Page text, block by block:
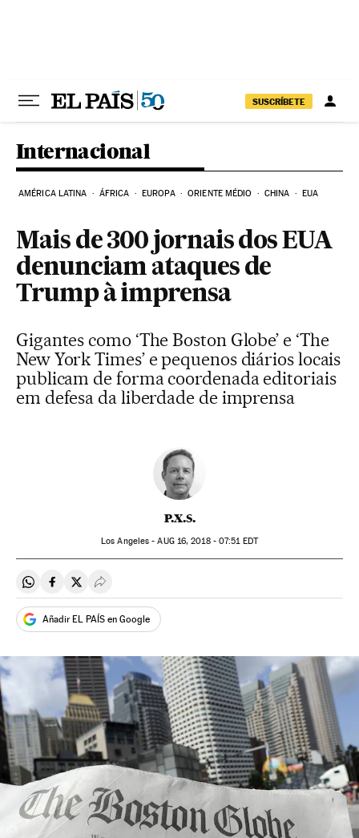
SUSCRÍBETE
Internacional
AMÉRICA LATINA ÁFRICA EUROPA ORIENTE MÉDIO CHINA EUA
Mais de 300 jornais dos EUA
denunciam ataques de
Trump à imprensa
Gigantes como ‘The Boston Globe’ e ‘The
New York Times’ e pequenos diários locais
publicam de forma coordenada editoriais
em defesa da liberdade de imprensa
P.X.S.
Los Angeles -AUG16, 2018 - 07:51EDT
Compartir en Whatsapp
Compartir en Facebook
Compartir en Twitter
Desplegar Redes Sociales
Añadir EL PAÍS en Google